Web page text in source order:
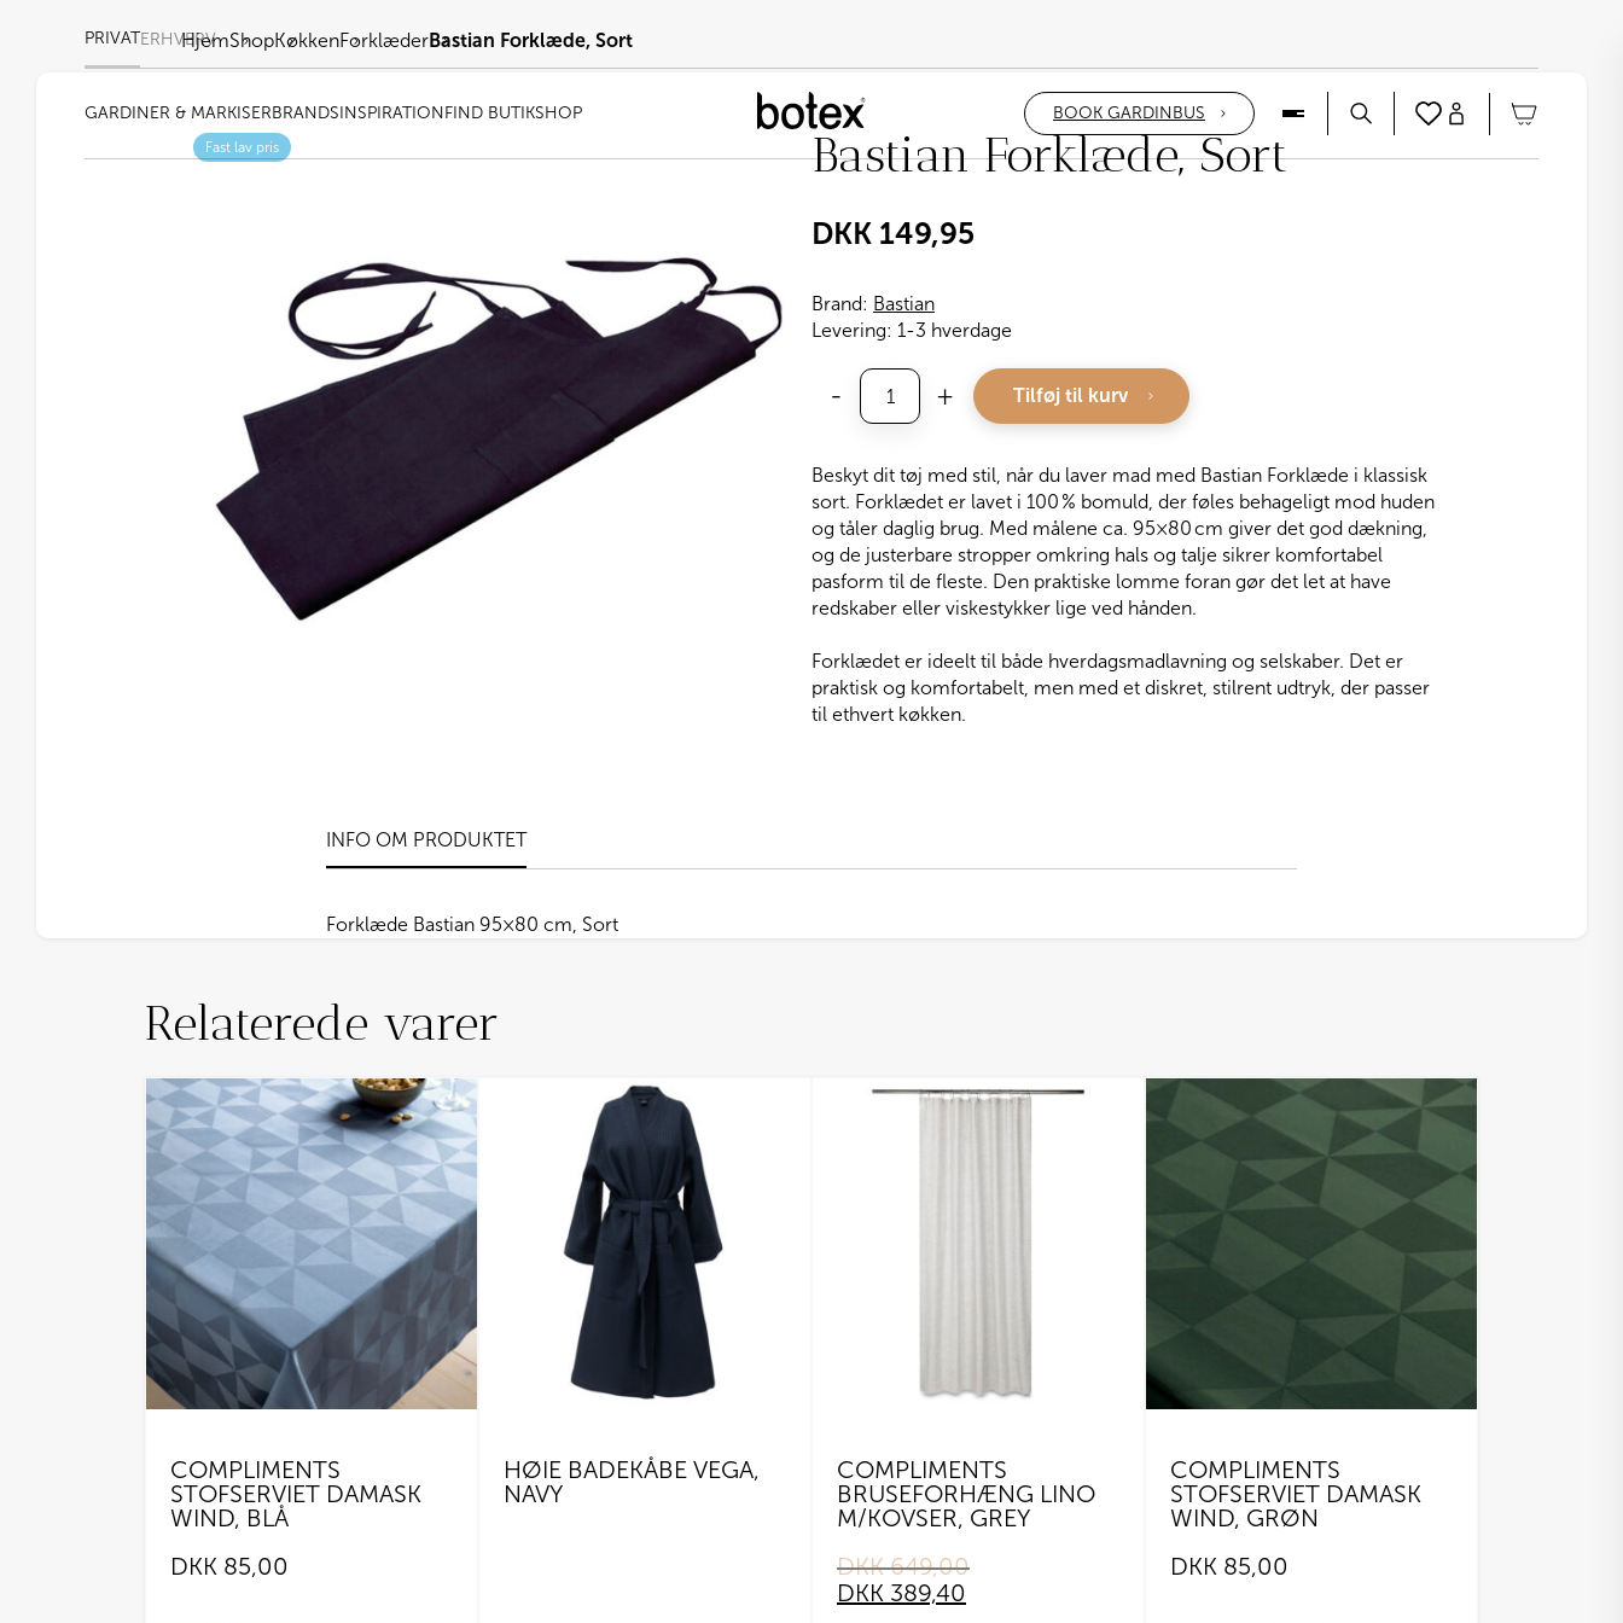
PRIVATERHVERV
GARDINER & MARKISER BRANDS INSPIRATION FIND BUTIKSHOP BOOK GARDINBUS
HjemShopKøkkenForklæderBastian Forklæde, Sort
Fast lav pris Bastian Forklæde, Sort
DKK 149,95
Brand: Bastian
Levering: 1-3 hverdage
Beskyt dit tøj med stil, når du laver mad med Bastian Forklæde i klassisk
sort. Forklædet er lavet i 100 % bomuld, der føles behageligt mod huden
og tåler daglig brug. Med målene ca. 95×80 cm giver det god dækning,
og de justerbare stropper omkring hals og talje sikrer komfortabel
pasform til de fleste. Den praktiske lomme foran gør det let at have
redskaber eller viskestykker lige ved hånden.
Forklædet er ideelt til både hverdagsmadlavning og selskaber. Det er
praktisk og komfortabelt, men med et diskret, stilrent udtryk, der passer
til ethvert køkken.
-
Bastian
Forklæde,
+ Tilføj til kurv
INFO OM PRODUKTET
Forklæde Bastian 95×80 cm, Sort
Relaterede varer
COMPLIMENTS
STOFSERVIET DAMASK
WIND, BLÅ
DKK 85,00
HØIE BADEKÅBE VEGA,
NAVY
COMPLIMENTS
BRUSEFORHÆNG LINO
M/KOVSER, GREY
DKK649,00
Original
price
was:
DKK 389,40
Current
price
is:
COMPLIMENTS
STOFSERVIET DAMASK
WIND, GRØN
DKK 85,00